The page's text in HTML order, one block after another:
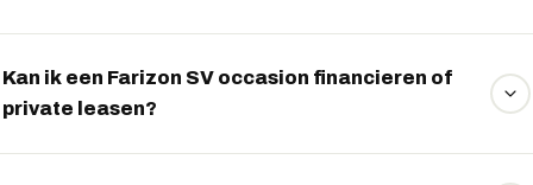
(State of Health) van elke elektrische occasion; de WLTP-
actieradius van dit model loopt op tot 345 km. Zo weet je
Kan ik een Farizon SV occasion financieren of
private leasen?